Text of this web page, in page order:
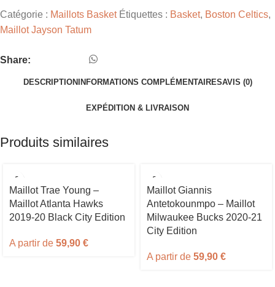
Catégorie : Maillots Basket Étiquettes : Basket, Boston Celtics,
Maillot Jayson Tatum
Share:
DESCRIPTION INFORMATIONS COMPLÉMENTAIRESAVIS (0)
EXPÉDITION & LIVRAISON
Produits similaires
Maillot Trae Young –
Maillot Atlanta Hawks
2019-20 Black City Edition
A partir de 59,90 €
Maillot Giannis
Antetokounmpo – Maillot
Milwaukee Bucks 2020-21
City Edition
A partir de 59,90 €